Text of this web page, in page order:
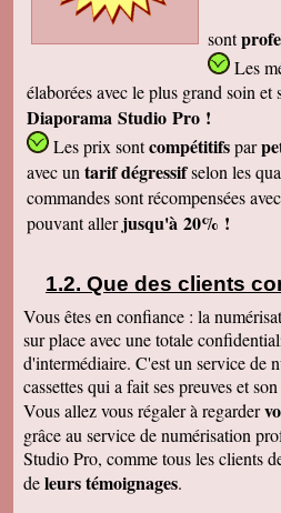
sont
Les
élaborées avec le plus grand soin et
Diaporama Studio Pro !
Les prix sontcompétitifspar
avec un tarif dégressifselon les
commandes sont récompensées
pouvant allerjusqu'à 20% !
Que des clients
Vous êtes en confiance : la
sur place avec une totale
d'intermédiaire. C'est un service de
cassettes qui a fait ses preuves et
Vous allez vous régaler à regarder
grâce au service de numérisation
Studio Pro, comme tous les clients
deleurs témoignages.